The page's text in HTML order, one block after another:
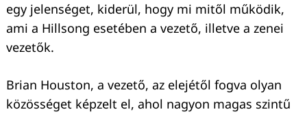
egy jelenséget, kiderül, hogy mi mitől működik,
ami a Hillsong esetében a vezető, illetve a zenei
vezetők.
Brian Houston, a vezető, az elejétől fogva olyan
közösséget képzelt el, ahol nagyon magas szintű